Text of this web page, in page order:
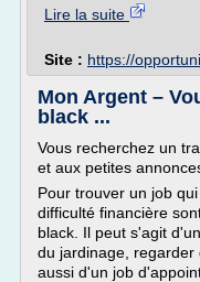
Lire la suite
Site : https://
Mon Argent –
black ...
Vous recherchez un
et aux petites
Pour trouver un job
difficulté financière
black. Il peut s'agit
du jardinage, regarder
aussi d'un job